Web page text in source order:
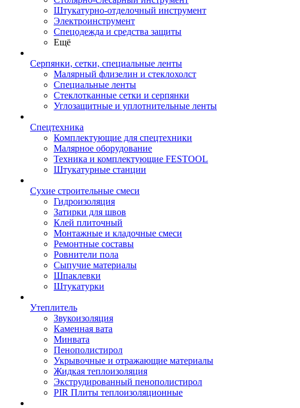
Штукатурно-отделочный инструмент
Электроинструмент
Спецодежда и средства защиты
Ещё
Серпянки, сетки, специальные ленты
Малярный флизелин и стеклохолст
Специальные ленты
Стеклотканные сетки и серпянки
Углозащитные и уплотнительные ленты
Спецтехника
Комплектующие для спецтехники
Малярное оборудование
Техника и комплектующие FESTOOL
Штукатурные станции
Сухие строительные смеси
Гидроизоляция
Затирки для швов
Клей плиточный
Монтажные и кладочные смеси
Ремонтные составы
Ровнители пола
Сыпучие материалы
Шпаклевки
Штукатурки
Утеплитель
Звукоизоляция
Каменная вата
Минвата
Пенополистирол
Укрывочные и отражающие материалы
Жидкая теплоизоляция
Экструдированный пенополистирол
PIR Плиты теплоизоляционные